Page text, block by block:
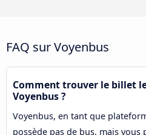
FAQ sur Voyenbus
Comment trouver le billet
Voyenbus ?
Voyenbus, en tant que
possède pas de bus, mais